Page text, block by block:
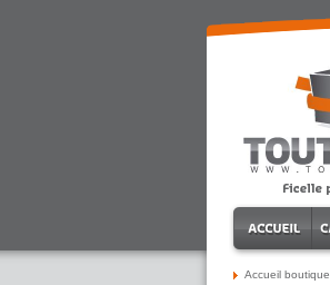
Accueil boutique